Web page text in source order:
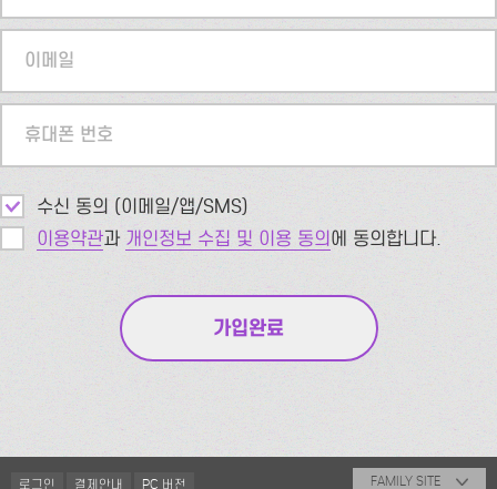
이메일
휴대폰 번호
수신 동의 (이메일/앱/SMS)
이용약관과 개인정보 수집 및 이용 동의에 동의합니다.
로그인 결제안내 PC 버전 FAMILY SITE